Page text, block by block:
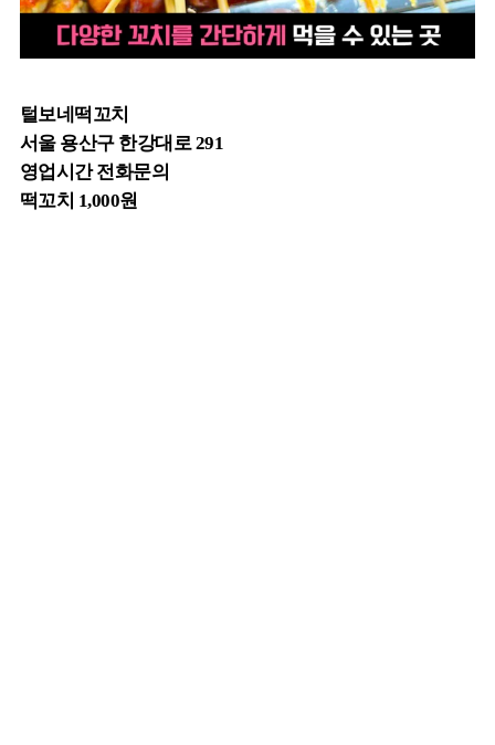
털보네떡꼬치
서울 용산구 한강대로 291
영업시간 전화문의
떡꼬치 1,000원